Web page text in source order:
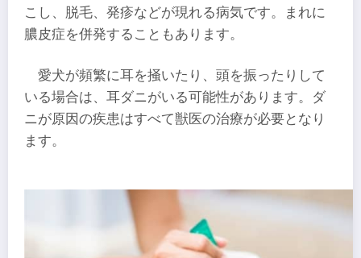
こし、脱毛、発疹などが現れる病気です。まれに
膿皮症を併発することもあります。
愛犬が頻繁に耳を掻いたり、頭を振ったりして
いる場合は、耳ダニがいる可能性があります。ダ
ニが原因の疾患はすべて獣医の治療が必要となり
ます。